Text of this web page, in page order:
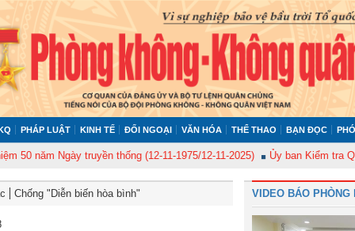
PHÁP LUẬT KINH TẾ ĐỐI NGOẠI VĂN HÓA THỂ THAO BẠN ĐỌC
Ngày truyền thống (12-11-1975/12-11-2025) Ủy ban Kiểm tra Quân
Chống "Diễn biến hòa bình" VIDEO BÁO PHÒNG